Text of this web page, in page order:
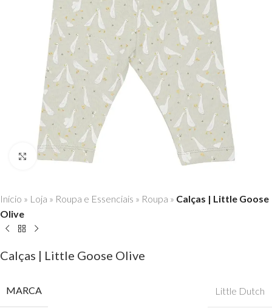
Click to enlarge
Início » Loja » Roupa e Essenciais » Roupa » Calças | Little Goose
Olive
Calças | Little Goose Olive
MARCA Little Dutch